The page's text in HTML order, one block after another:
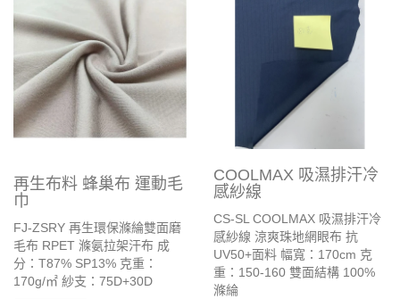
再生布料 蜂巢布 運動毛
巾
FJ-ZSRY 再生環保滌綸雙面磨
毛布 RPET 滌氨拉架汗布 成
分：T87% SP13% 克重：
170g/㎡ 紗支：75D+30D
COOLMAX 吸濕排汗冷
感紗線
CS-SL COOLMAX 吸濕排汗冷
感紗線 涼爽珠地網眼布 抗
UV50+面料 幅寬：170cm 克
重：150-160 雙面結構 100%
滌綸